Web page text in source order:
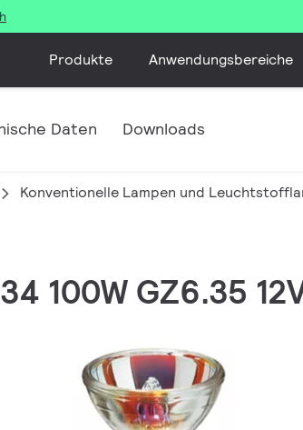
Produkte Anwendungsbereiche
Daten Downloads
Konventionelle Lampen und
100W GZ6.35